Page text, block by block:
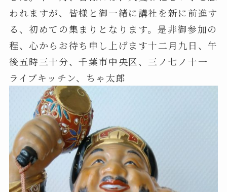
われますが、皆様と御一緒に講社を新に前進す
る、初めての集まりとなります。是非御参加の
程、心からお待ち申し上げます十二月九日、午
後五時三十分、千葉市中央区、三ノ七ノ十一
ライブキッチン、ちゃ太郎